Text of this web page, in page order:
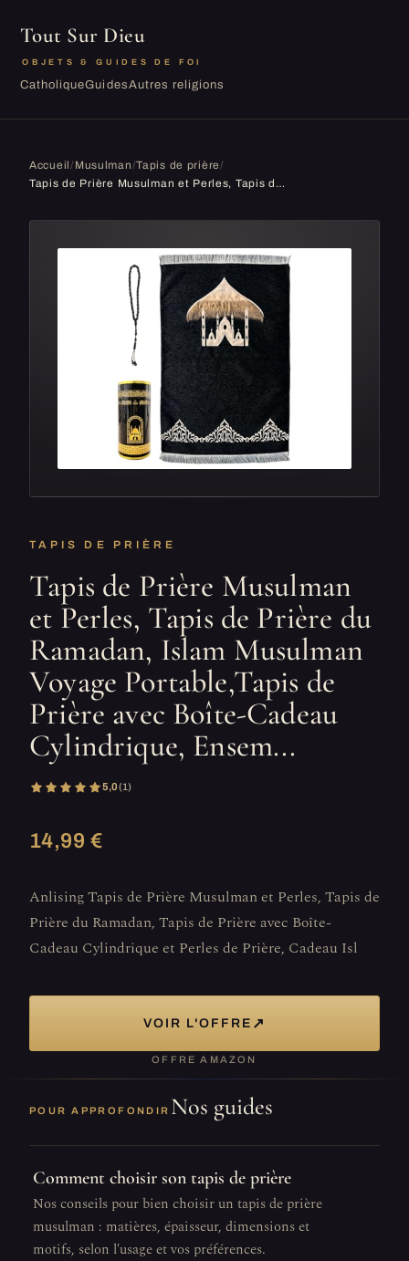
Tout Sur Dieu
OBJETS & GUIDES DE FOI
CatholiqueGuidesAutres religions
Accueil/ Musulman/Tapis de prière/
Tapis de Prière Musulman et Perles, Tapis de Prière du Ramadan, Islam Musulman Voyage Portable,Tapis de Prière avec Boîte-Cadeau Cylindrique, Ensem...
TAPIS DE PRIÈRE
Tapis de Prière Musulman
et Perles, Tapis de Prière du
Ramadan, Islam Musulman
Voyage Portable,Tapis de
Prière avec Boîte-Cadeau
Cylindrique, Ensem...
5,0(1)
14,99 €
Anlising Tapis de Prière Musulman et Perles, Tapis de
Prière du Ramadan, Tapis de Prière avec Boîte-
Cadeau Cylindrique et Perles de Prière, Cadeau Isl
VOIR L'OFFRE ↗
OFFRE AMAZON
POUR APPROFONDIR Nos guides
Comment choisir son tapis de prière
Nos conseils pour bien choisir un tapis de prière
musulman : matières, épaisseur, dimensions et
motifs, selon l'usage et vos préférences.